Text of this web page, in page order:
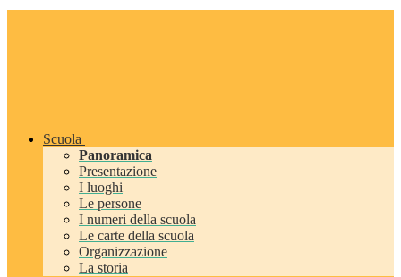
Scuola
Panoramica
Presentazione
I luoghi
Le persone
I numeri della scuola
Le carte della scuola
Organizzazione
La storia